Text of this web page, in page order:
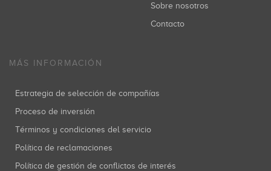
Sobre nosotros
Contacto
MÁS INFORMACIÓN
Estrategia de selección de compañías
Proceso de inversión
Términos y condiciones del servicio
Política de reclamaciones
Política de gestión de conflictos de interés